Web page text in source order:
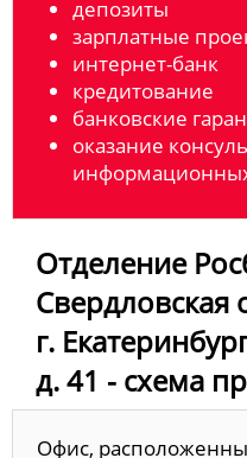
депозиты
зарплатные
интернет-банк
кредитование
банковские
оказание
Отделение
Свердловская
г.
д. 41 - схема
Офис,